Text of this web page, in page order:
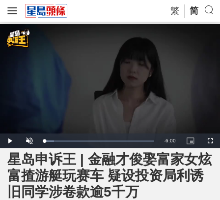
繁 简
P
l
a
y
U
n
m
u
t
e
L
o
a
d
d
:
8
.
9
4
%
R
e
m
-6:00
P
i
c
t
u
r
e
F
u
l
s
c
星岛申诉王 | 金融才俊娶富家女炫
富揸游艇玩赛车 疑设投资局利诱
旧同学涉卷款逾5千万